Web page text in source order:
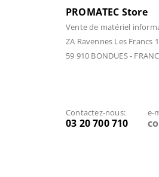
PROMATEC Store
Vente de matériel
ZA Ravennes Les Francs
59 910 BONDUES -
Contactez-nous:
03 20 700 710
e-